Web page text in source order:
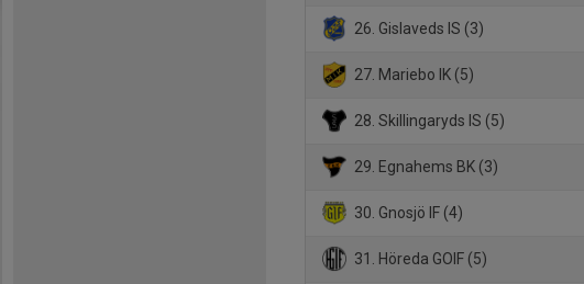
26. Gislaveds IS (3)
27. Mariebo IK (5)
28. Skillingaryds IS (5)
29. Egnahems BK (3)
30. Gnosjö IF (4)
31. Höreda GOIF (5)